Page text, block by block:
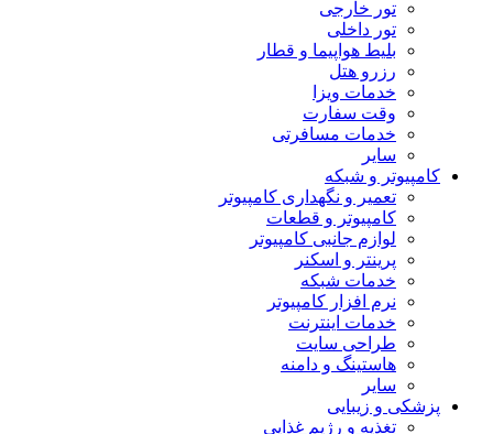
تور خارجی
تور داخلی
بلیط هواپیما و قطار
رزرو هتل
خدمات ویزا
وقت سفارت
خدمات مسافرتی
سایر
کامپیوتر و شبکه
تعمیر و نگهداری کامپیوتر
کامپیوتر و قطعات
لوازم جانبی کامپیوتر
پرینتر و اسکنر
خدمات شبکه
نرم افزار کامپیوتر
خدمات اینترنت
طراحی سایت
هاستینگ و دامنه
سایر
پزشکی و زیبایی
تغذیه و رژیم غذایی